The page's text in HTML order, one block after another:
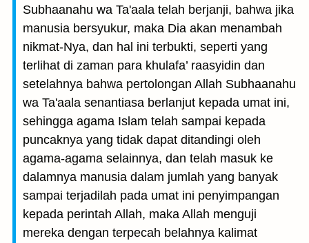
Subhaanahu wa Ta'aala telah berjanji, bahwa jika
manusia bersyukur, maka Dia akan menambah
nikmat-Nya, dan hal ini terbukti, seperti yang
terlihat di zaman para khulafa’ raasyidin dan
setelahnya bahwa pertolongan Allah Subhaanahu
wa Ta'aala senantiasa berlanjut kepada umat ini,
sehingga agama Islam telah sampai kepada
puncaknya yang tidak dapat ditandingi oleh
agama-agama selainnya, dan telah masuk ke
dalamnya manusia dalam jumlah yang banyak
sampai terjadilah pada umat ini penyimpangan
kepada perintah Allah, maka Allah menguji
mereka dengan terpecah belahnya kalimat